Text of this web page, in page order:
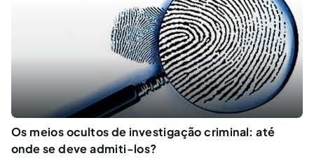
Os meios ocultos de investigação criminal: até
onde se deve admiti-los?